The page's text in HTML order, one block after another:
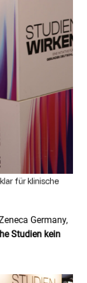
für klinische
Germany,
Studien kein